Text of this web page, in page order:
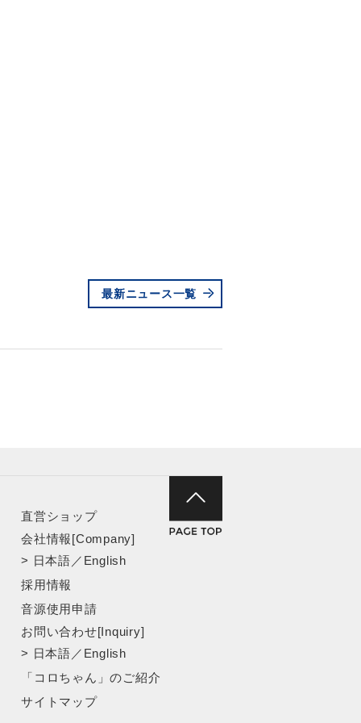
最新ニュース一覧
直営ショップ
会社情報[Company]
> 日本語 ／ English
採用情報
音源使用申請
お問い合わせ[Inquiry]
> 日本語 ／ English
「コロちゃん」のご紹介
サイトマップ